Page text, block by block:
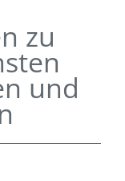
zu
und